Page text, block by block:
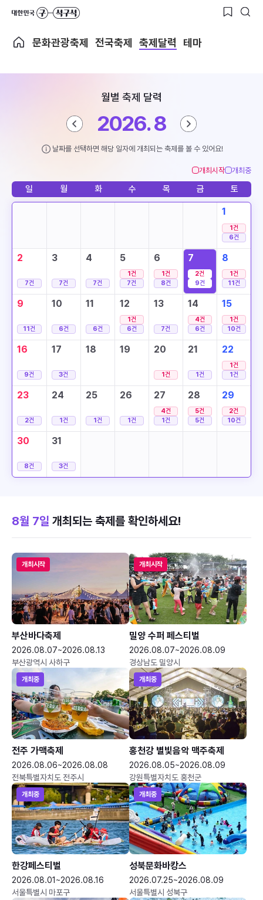
문화관광축제 전국축제 축제달력 테마
월별 축제 달력
2026. 8
날짜를 선택하면 해당 일자에 개최되는 축제를 볼 수 있어요!
개최시작 개최중
일 월 화 수 목 금 토
1
1건
6건
2
7건
3
7건
4
7건
5
1건
7건
6
1건
8건
7
2건
9건
8
1건
11건
9
11건
10
6건
11
6건
12
1건
6건
13
7건
14
4건
6건
15
1건
10건
16
9건
17
3건
18 19 20
1건
21
1건
22
1건
1건
23
2건
24
1건
25
1건
26
1건
27
4건
1건
28
5건
5건
29
2건
10건
30
8건
31
3건
8월 7일 개최되는 축제를 확인하세요!
개최시작
부산바다축제
2026.08.07~2026.08.13
부산광역시 사하구
개최시작
밀양 수퍼 페스티벌
2026.08.07~2026.08.09
경상남도 밀양시
개최중
전주 가맥축제
2026.08.06~2026.08.08
전북특별자치도 전주시
개최중
홍천강 별빛음악 맥주축제
2026.08.05~2026.08.09
강원특별자치도 홍천군
개최중
한강페스티벌
2026.08.01~2026.08.16
서울특별시 마포구
개최중
성북문화바캉스
2026.07.25~2026.08.09
서울특별시 성북구